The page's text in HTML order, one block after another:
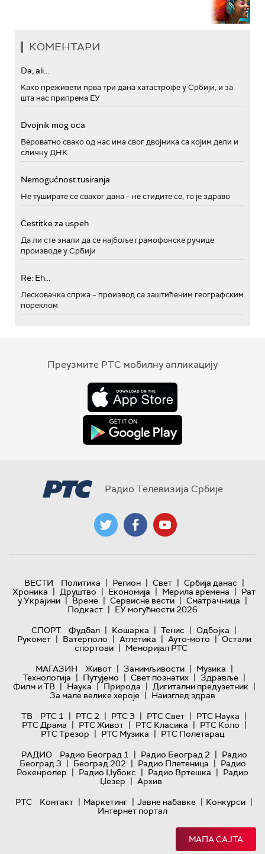
КОМЕНТАРИ
Da, ali...
Како преживети прва три дана катастрофе у Србији, и за
шта нас припрема ЕУ
Dvojnik mog oca
Вероватно свако од нас има свог двојника са којим дели и
сличну ДНК
Nemogućnost tusiranja
Не туширате се сваког дана – не стидите се, то је здраво
Cestitke za uspeh
Да ли сте знали да се најбоље грамофонске ручице
производе у Србији
Re: Eh...
Лесковачка спржа – производ са заштићеним географским
пореклом
Преузмите РТС мобилну апликацију
Радио Телевизија Србије
ВЕСТИ Политика | Регион | Свет | Србија данас |
Хроника | Друштво | Економија | Мерила времена | Рат
у Украјини | Време | Сервисне вести | Сматрачница |
Подкаст | ЕУ могућности 2026
СПОРТ
Фудбал | Кошарка | Тенис | Одбојка |
Рукомет | Ватерполо | Атлетика | Ауто-мото | Остали
спортови | Меморијал РТС
МАГАЗИН
Живот | Занимљивости | Музика |
Технологијa | Путујемо | Свет познатих | Здравље |
Филм и ТВ | Наука | Природа | Дигитални предузетник |
За мале велике хероје | Наизглед здрав
ТВ
РТС 1 | РТС 2 | РТС 3 | РТС Свет | РТС Наука |
РТС Драма | РТС Живот | РТС Класика | РТС Коло |
РТС Трезор | РТС Музика | РТС Полетарац
РАДИО
Радио Београд 1 | Радио Београд 2 | Радио
Београд 3 | Београд 202 | Радио Плетеница | Радио
Рокенролер | Радио Џубокс | Радио Вртешка | Радио
Џезер | Архив
РТС
Контакт | Маркетинг | Јавне набавке | Конкурси |
Интернет портал
МАПА САЈТА